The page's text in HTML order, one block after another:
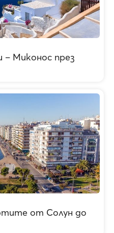
Миконос през
от Солун до